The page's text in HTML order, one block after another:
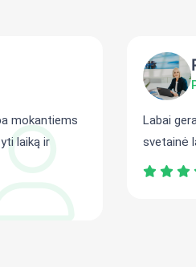
mokantiems
laiką ir
Labai
svetainė